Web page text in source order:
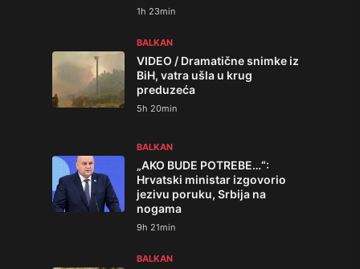
1h 23min
BALKAN
VIDEO / Dramatične snimke iz
BiH, vatra ušla u krug
preduzeća
5h 20min
BALKAN
„AKO BUDE POTREBE…“:
Hrvatski ministar izgovorio
jezivu poruku, Srbija na
nogama
9h 21min
BALKAN